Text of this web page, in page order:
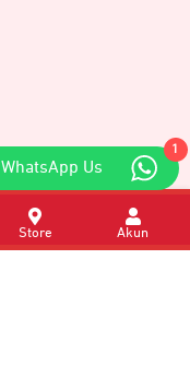
1
WhatsApp Us
Store Akun